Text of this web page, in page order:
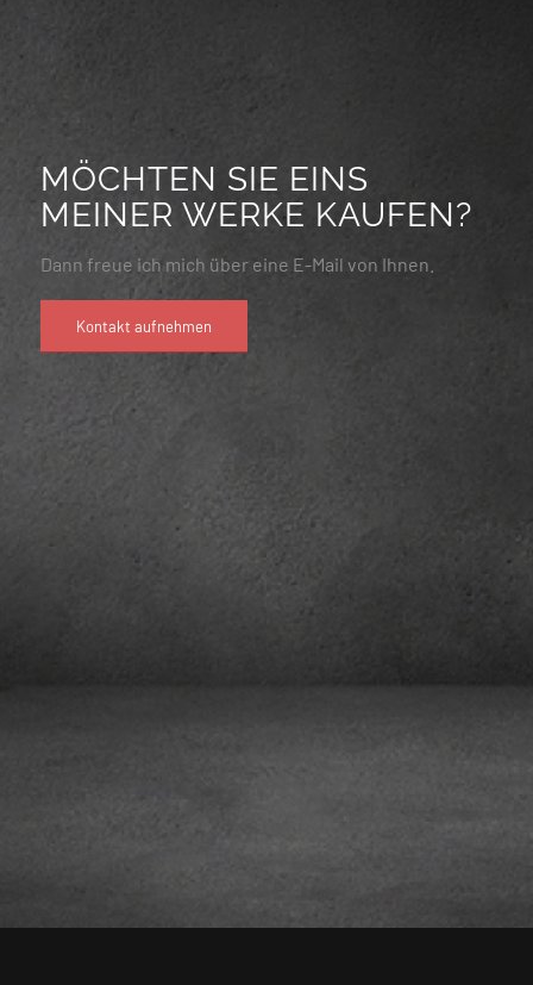
MÖCHTEN SIE EINS
MEINER WERKE KAUFEN?
Dann freue ich mich über eine E-Mail von Ihnen.
Kontakt aufnehmen